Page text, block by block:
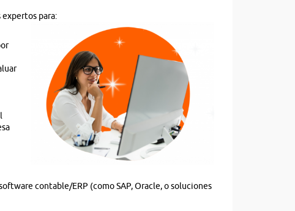
para:
contable/ERP (como SAP, Oracle, o soluciones